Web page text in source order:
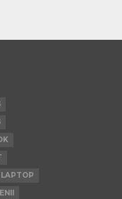
LAPTOP